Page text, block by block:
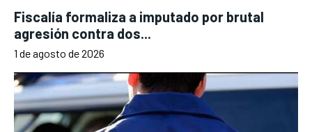
Fiscalía formaliza a imputado por brutal
agresión contra dos...
1 de agosto de 2026